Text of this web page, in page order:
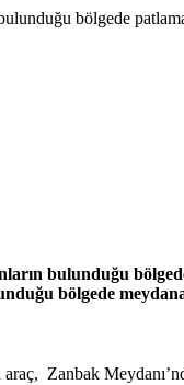
bölgede
bulunduğu
bölgede
araç, Zanbak